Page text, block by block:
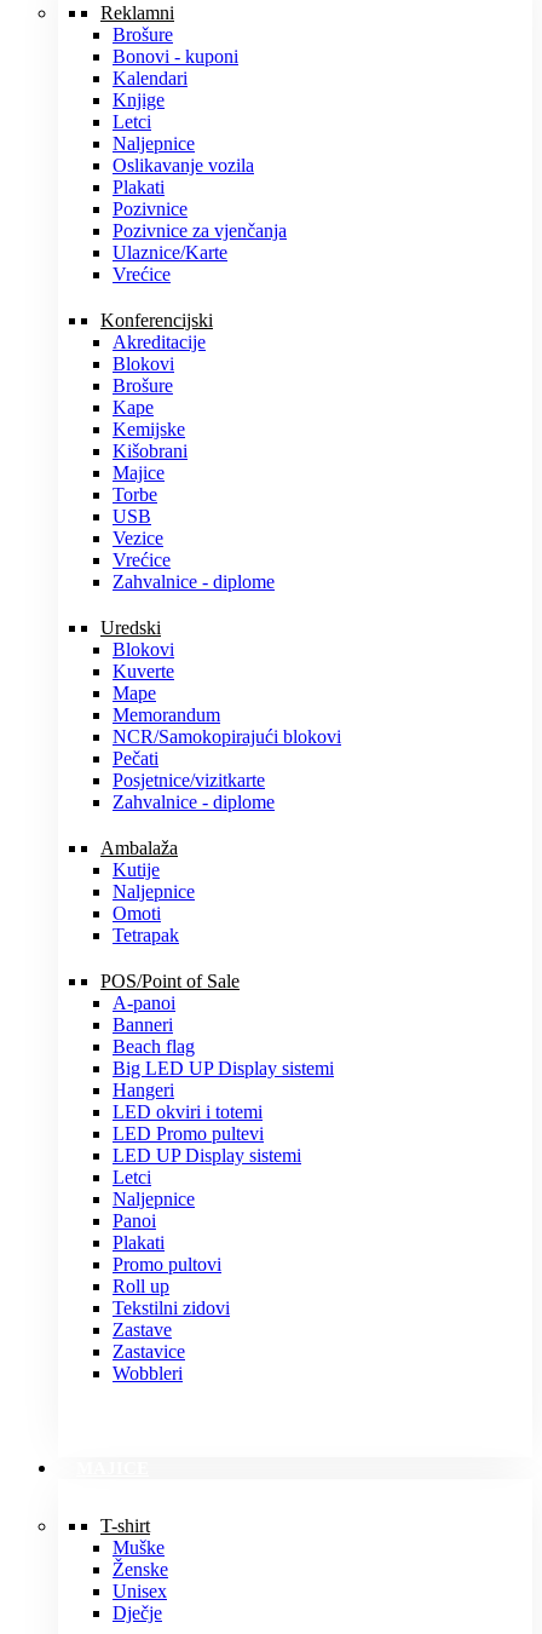
Reklamni
Brošure
Bonovi - kuponi
Kalendari
Knjige
Letci
Naljepnice
Oslikavanje vozila
Plakati
Pozivnice
Pozivnice za vjenčanja
Ulaznice/Karte
Vrećice
Konferencijski
Akreditacije
Blokovi
Brošure
Kape
Kemijske
Kišobrani
Majice
Torbe
USB
Vezice
Vrećice
Zahvalnice - diplome
Uredski
Blokovi
Kuverte
Mape
Memorandum
NCR/Samokopirajući blokovi
Pečati
Posjetnice/vizitkarte
Zahvalnice - diplome
Ambalaža
Kutije
Naljepnice
Omoti
Tetrapak
POS/Point of Sale
A-panoi
Banneri
Beach flag
Big LED UP Display sistemi
Hangeri
LED okviri i totemi
LED Promo pultevi
LED UP Display sistemi
Letci
Naljepnice
Panoi
Plakati
Promo pultovi
Roll up
Tekstilni zidovi
Zastave
Zastavice
Wobbleri
T-shirt
Muške
Ženske
Unisex
Dječje